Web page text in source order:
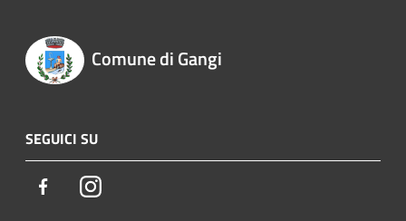
Comune di Gangi
SEGUICI SU
FacebookInstagram